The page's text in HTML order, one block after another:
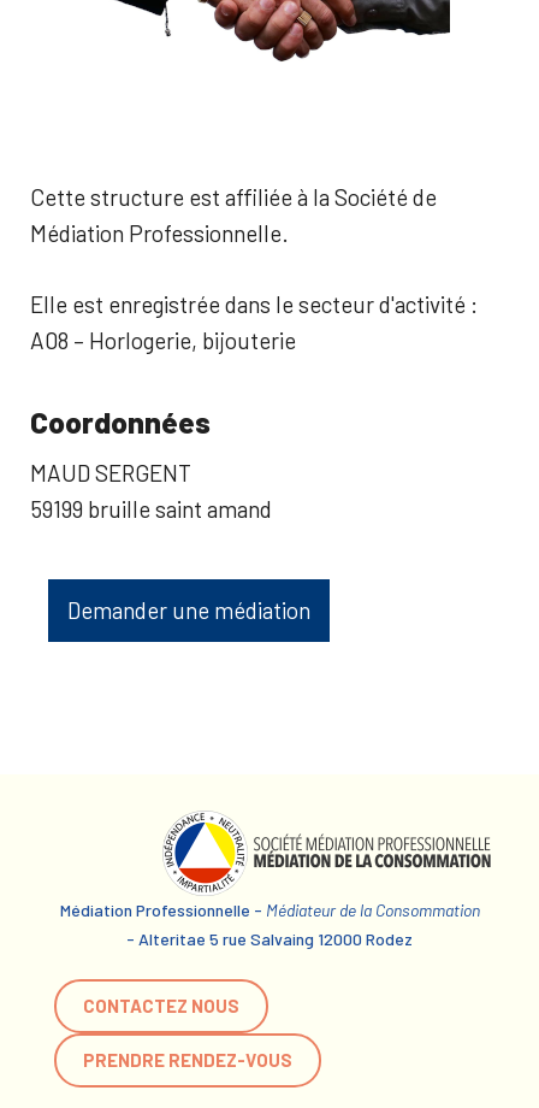
Cette structure est affiliée à la Société de
Médiation Professionnelle.
Elle est enregistrée dans le secteur d'activité :
A08 – Horlogerie, bijouterie
Coordonnées
MAUD SERGENT
59199 bruille saint amand
Demander une médiation
Médiation Professionnelle - Médiateur de la Consommation
- Alteritae 5 rue Salvaing 12000 Rodez
CONTACTEZ NOUS
PRENDRE RENDEZ-VOUS